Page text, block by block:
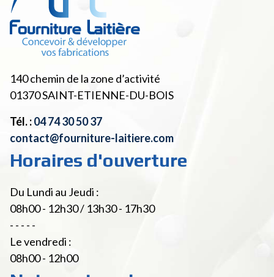
140 chemin de la zone d’activité
01370SAINT-ETIENNE-DU-BOIS
Tél. :04 74 30 50 37
contact@fourniture-laitiere.com
Horaires d'ouverture
Du Lundi au Jeudi :
08h00 - 12h30 / 13h30 - 17h30
- - - - -
Le vendredi :
08h00 - 12h00